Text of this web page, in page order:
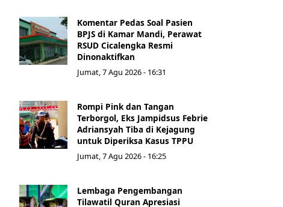
Komentar Pedas Soal Pasien
BPJS di Kamar Mandi, Perawat
RSUD Cicalengka Resmi
Dinonaktifkan
Jumat, 7 Agu 2026 - 16:31
Rompi Pink dan Tangan
Terborgol, Eks Jampidsus Febrie
Adriansyah Tiba di Kejagung
untuk Diperiksa Kasus TPPU
Jumat, 7 Agu 2026 - 16:25
Lembaga Pengembangan
Tilawatil Quran Apresiasi